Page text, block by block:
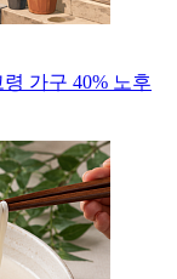
가구 40% 노후